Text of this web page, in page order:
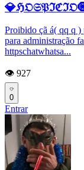
Proibido çã á( qq q )
para administração
httpschatwhatsa...
👁️ 927
0
Entrar